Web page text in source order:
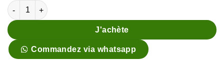
quantité de Juvamine Expert brûle-graisse
J'achète
Commandez via whatsapp